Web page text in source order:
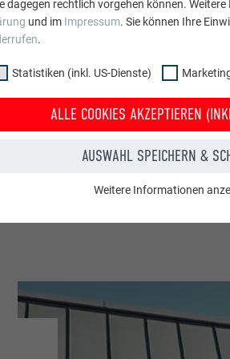
Mont Blanc
| Croce & Wir
dagegen rechtlich vorgehen können.
und im Impressum. Sie können Ihre
.
Statistiken (inkl. US-Dienste)
ALLE COOKIES AKZEPTIEREN
AUSWAHL SPEICHERN &
PHP
US-DIENSTE)
(inkl. US-Dienste)"-Cookies helfen uns zu
gesammelt, um die Nutzererfahrung
Weitere Informationen